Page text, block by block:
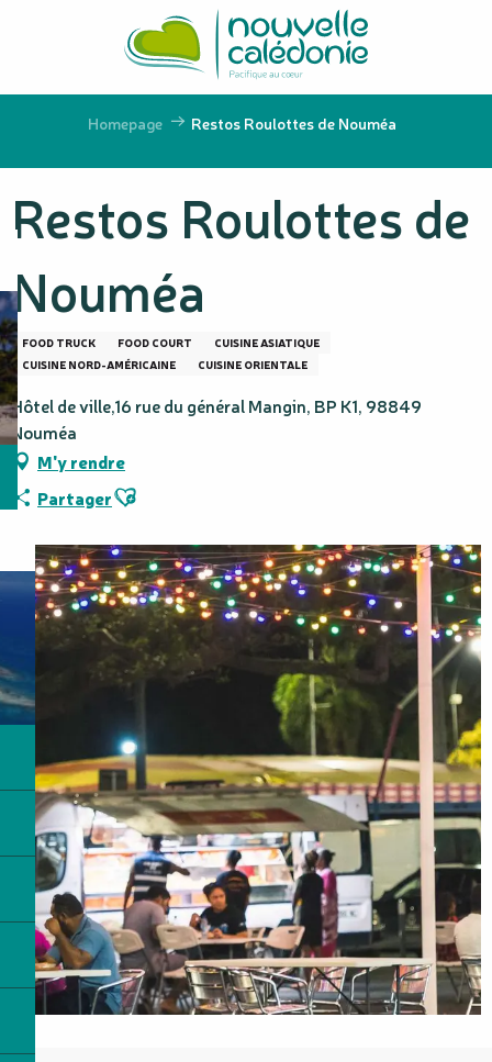
principal
Homepage Restos Roulottes de Nouméa
Restos Roulottes de
Nouméa
FOOD TRUCK FOOD COURT
CUISINE ASIATIQUE
CUISINE NORD-AMÉRICAINE
CUISINE ORIENTALE
Hôtel de ville,16 rue du général Mangin, BP K1, 98849
Nouméa
M'y rendre
PartagerAjouter aux favoris